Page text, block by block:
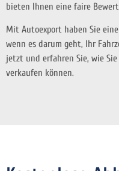
bieten Ihnen eine faire
Mit Autoexport haben Sie
wenn es darum geht, Ihr
jetzt und erfahren Sie, wie
verkaufen können.